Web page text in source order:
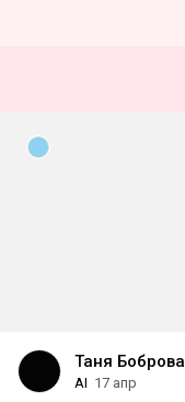
Таня Боброва
AI 17 апр